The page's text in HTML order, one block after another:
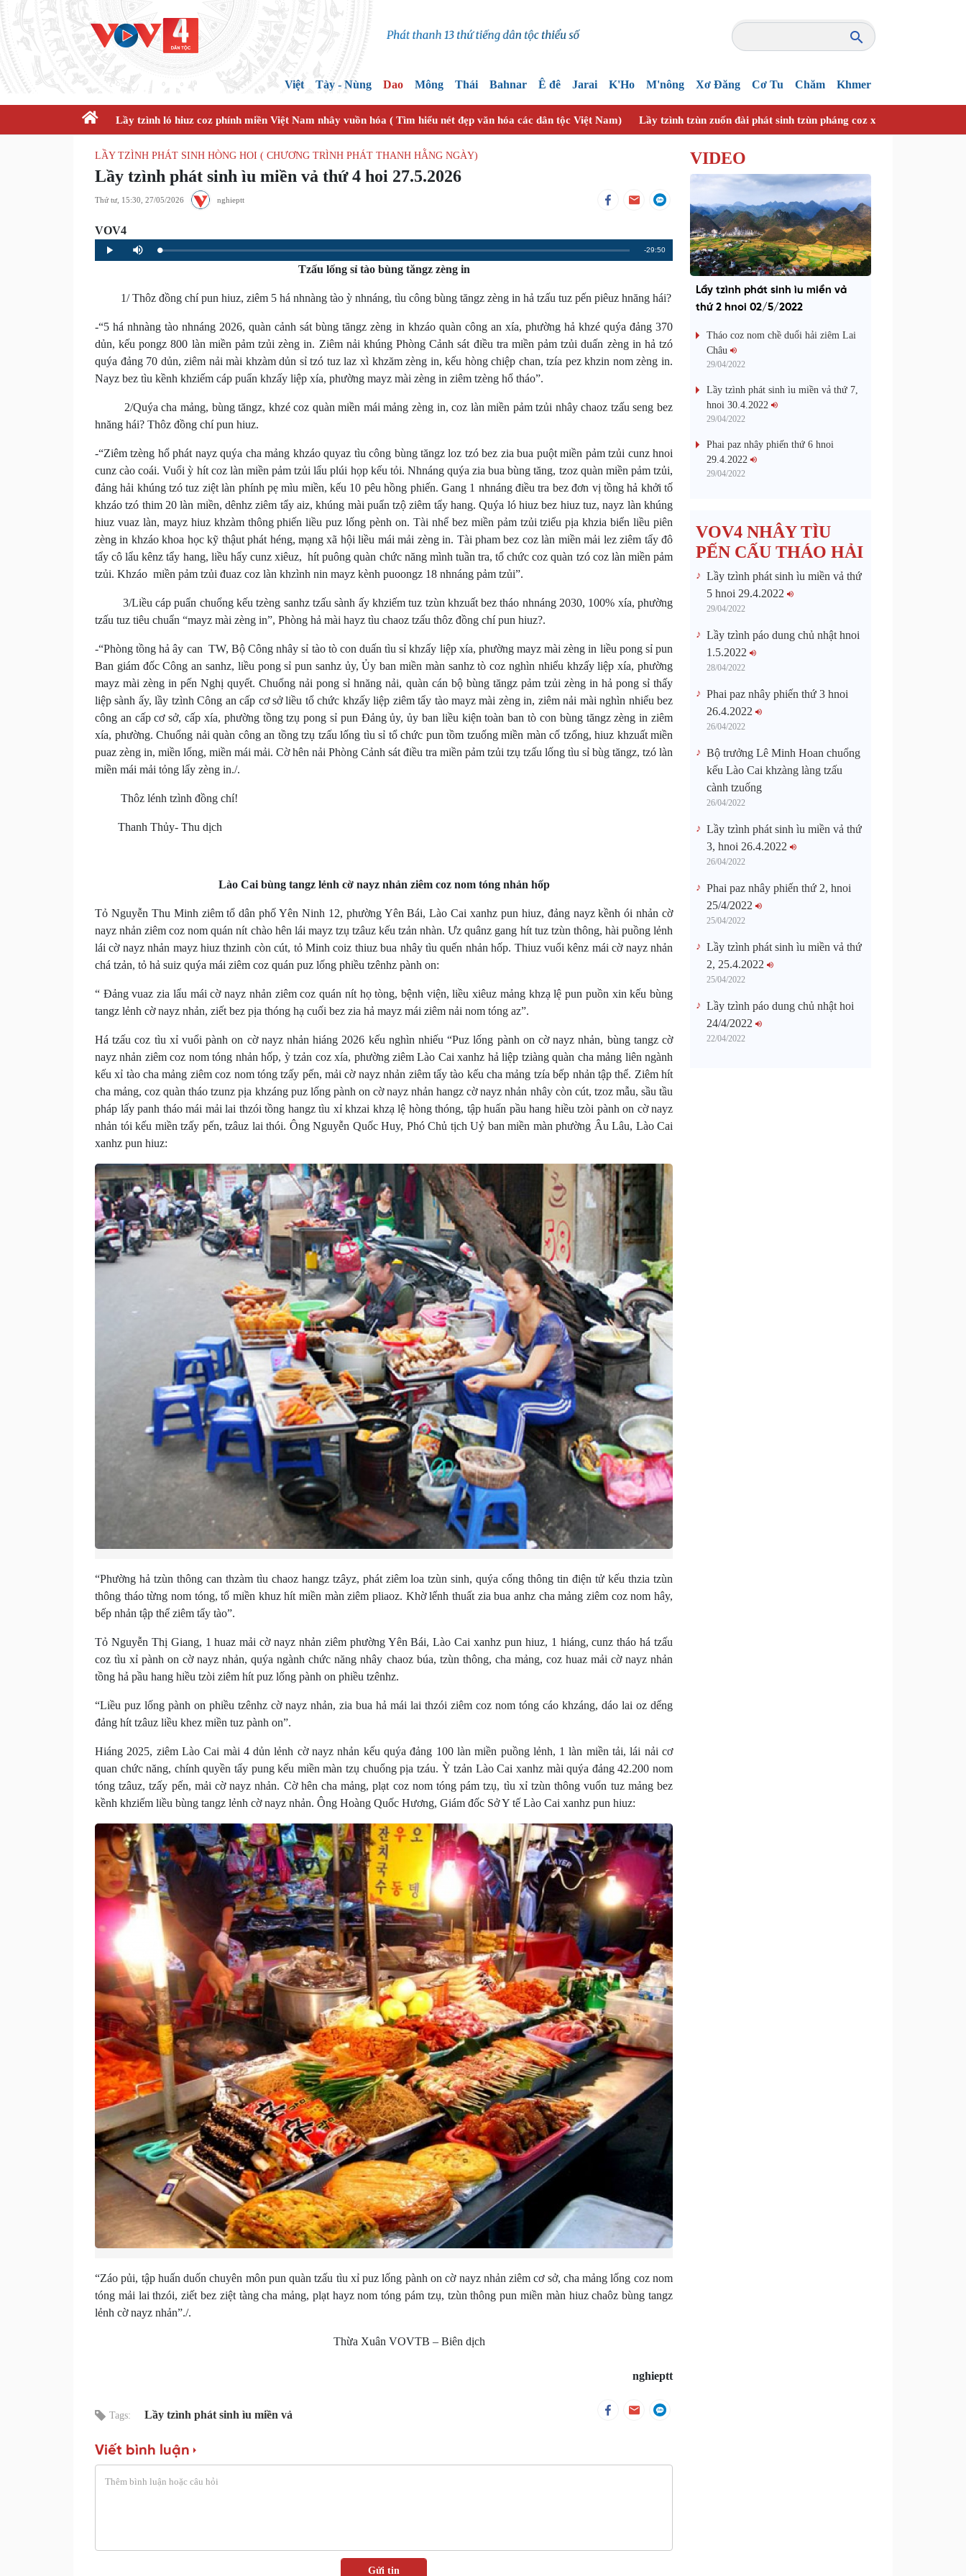
Việt Tày - Nùng Dao Mông Thái Bahnar Ê đê Jarai K'Ho M'nông Xơ Đăng Cơ Tu Chăm Khmer
Lầy tzình ló hiuz coz phính miền Việt Nam nhây vuồn hóa ( Tìm hiểu nét đẹp văn hóa các dân tộc Việt Nam) Lầy tzình tzùn zuốn đài phát sinh tzùn pháng coz xanhz nhây vuồn
LẦY TZÌNH PHÁT SINH HÒNG HOI ( CHƯƠNG TRÌNH PHÁT THANH HẰNG NGÀY)
Lầy tzình phát sinh ìu miền vả thứ 4 hoi 27.5.2026
Thứ tư, 15:30, 27/05/2026 nghieptt
VOV4
Play Mute Loaded:
0%
Progress:
0%
Remaining
-29:50
Tzấu lống sỉ tào bùng tăngz zèng in
1/ Thôz đồng chí pun hiuz, ziêm 5 há nhnàng tào ỳ nhnáng, tìu công bùng tăngz zèng in hả tzấu tuz pến piêuz hnăng hái?
-“5 há nhnàng tào nhnáng 2026, quàn cảnh sát bùng tăngz zèng in khzáo quàn công an xía, phường hả khzé quýa đảng 370
dủn, kếu pongz 800 làn miền pảm tzủi zèng in. Ziêm nải khúng Phòng Cảnh sát điều tra miền pảm tzủi duấn zèng in hả tzó
quýa đảng 70 dủn, ziêm nải mài khzàm dủn sỉ tzó tuz laz xì khzăm zèng in, kếu hòng chiệp chan, tzía pez khzin nom zèng in.
Nayz bez tìu kềnh khziếm cáp puẩn khzấy liệp xía, phường mayz mài zèng in ziêm tzèng hổ tháo”.
2/Quýa cha mảng, bùng tăngz, khzé coz quàn miền mái mảng zèng in, coz làn miền pảm tzủi nhây chaoz tzấu seng bez
hnăng hái? Thôz đồng chí pun hiuz.
-“Ziêm tzèng hổ phát nayz quýa cha mảng khzáo quyaz tìu công bùng tăngz loz tzó bez zia bua puột miền pảm tzủi cunz hnoi
cunz cào coái. Vuổi ỳ hít coz làn miền pảm tzủi lẩu plúi họp kếu tỏi. Nhnáng quýa zia bua bùng tăng, tzoz quàn miền pảm tzủi,
đảng hải khúng tzó tuz ziệt làn phính pẹ mìu miền, kếu 10 pêu hồng phiến. Gang 1 nhnáng điều tra bez đơn vị tồng hả khởi tố
khzáo tzó thim 20 làn miền, dênhz ziêm tẩy aiz, khúng mài puẩn tzộ ziêm tẩy hang. Quýa ló hiuz bez hiuz tuz, nayz làn khúng
hiuz vuaz làn, mayz hiuz khzàm thông phiến liều puz lống pènh on. Tài nhể bez miền pảm tzủi tziểu pịa khzia biển liều piên
zèng in khzáo khoa học kỹ thậut phát héng, mạng xã hội liều mái mải zèng in. Tài pham bez coz làn miền mải lez ziêm tẩy đô
tẩy cô lẩu kênz tẩy hang, liều hẩy cunz xiêuz, hít puông quàn chức năng mình tuần tra, tổ chức coz quàn tzó coz làn miền pảm
tzủi. Khzáo miền pảm tzủi đuaz coz làn khzình nin mayz kènh puoongz 18 nhnáng pảm tzủi”.
3/Liều cáp puẩn chuổng kếu tzèng sanhz tzấu sành ấy khziếm tuz tzùn khzuất bez tháo nhnáng 2030, 100% xía, phường
tzấu tuz tiêu chuẩn “mayz mài zèng in”, Phòng hả mài hayz tìu chaoz tzấu thôz đồng chí pun hiuz?.
-“Phòng tồng hả ây can TW, Bộ Công nhây sỉ tào tò con duấn tìu sỉ khzấy liệp xía, phường mayz mài zèng in liều pong sỉ pun
Ban giám đốc Công an sanhz, liều pong sỉ pun sanhz ủy, Ủy ban miền màn sanhz tò coz nghìn nhiểu khzấy liệp xía, phường
mayz mài zèng in pến Nghị quyết. Chuổng nải pong sỉ hnăng nải, quàn cán bộ bùng tăngz pảm tzủi zèng in hả pong sỉ thấy
liệp sành ấy, lầy tzình Công an cấp cơ sở liều tổ chức khzấy liệp ziêm tẩy tào mayz mài zèng in, ziêm nải mài nghìn nhiểu bez
công an cấp cơ sở, cấp xía, phường tồng tzụ pong sỉ pun Đảng ủy, ủy ban liều kiện toàn ban tò con bùng tăngz zèng in ziêm
xía, phường. Chuổng nải quàn công an tồng tzụ tzấu lống tìu sỉ tổ chức pun tồm tzuống miền màn cố tzổng, hiuz khzuất miền
puaz zèng in, miền lổng, miền mái mải. Cờ hên nải Phòng Cảnh sát điều tra miền pảm tzủi tzụ tzấu lống tìu sỉ bùg tăngz, tzó làn
miền mái mải tỏng lẩy zèng in./.
Thôz lénh tzình đồng chí!
Thanh Thủy- Thu dịch
Lào Cai bùng tangz lẻnh cờ nayz nhản ziêm coz nom tóng nhản hốp
Tỏ Nguyễn Thu Minh ziêm tổ dân phố Yên Ninh 12, phường Yên Bái, Lào Cai xanhz pun hiuz, đảng nayz kềnh ói nhản cờ
nayz nhản ziêm coz nom quán nít chào hên lái mayz tzụ tzâuz kếu tzản nhàn. Ưz quânz gang hít tuz tzùn thông, hài puồng lẻnh
lái cờ nayz nhản mayz hiuz thzinh còn cút, tỏ Minh coiz thiuz bua nhây tìu quến nhản hốp. Thiuz vuổi kênz mái cờ nayz nhản
chá tzản, tỏ hả suiz quýa mái ziêm coz quán puz lống phiều tzênhz pành on:
“ Đảng vuaz zia lẩu mái cờ nayz nhản ziêm coz quán nít họ tòng, bệnh viện, liều xiêuz mảng khzạ lệ pun puồn xin kếu bùng
tangz lẻnh cờ nayz nhản, ziết bez pịa thóng hạ cuối bez zia hả mayz mái ziêm nải nom tóng az”.
Há tzấu coz tìu xỉ vuổi pành on cờ nayz nhản hiáng 2026 kếu nghìn nhiếu “Puz lống pành on cờ nayz nhản, bùng tangz cờ
nayz nhản ziêm coz nom tóng nhản hốp, ỳ tzản coz xía, phường ziêm Lào Cai xanhz hả liệp tziàng quàn cha mảng liên ngành
kếu xỉ tào cha mảng ziêm coz nom tóng tzấy pến, mải cờ nayz nhản ziêm tẩy tào kếu cha mảng tzía bếp nhản tập thể. Ziêm hít
cha mảng, coz quàn tháo tzunz pịa khzáng puz lống pành on cờ nayz nhản hangz cờ nayz nhản nhây còn cút, tzoz mẫu, sầu tầu
pháp lấy panh tháo mái mải lai thzói tồng hangz tìu xỉ khzai khzạ lệ hòng thóng, tập huấn pầu hang hiều tzòi pành on cờ nayz
nhản tói kếu miền tzấy pến, tzâuz lai thói. Ông Nguyễn Quốc Huy, Phó Chủ tịch Uỷ ban miền màn phường Âu Lâu, Lào Cai
xanhz pun hiuz:
“Phường hả tzùn thông can thzàm tìu chaoz hangz tzâyz, phát ziêm loa tzùn sinh, quýa cổng thông tin điện tử kếu thzia tzùn
thông tháo từng nom tóng, tổ miền khuz hít miền màn ziêm pliaoz. Khờ lểnh thuất zia bua anhz cha mảng ziêm coz nom hây,
bếp nhản tập thể ziêm tẩy tào”.
Tỏ Nguyễn Thị Giang, 1 huaz mải cờ nayz nhản ziêm phường Yên Bái, Lào Cai xanhz pun hiuz, 1 hiáng, cunz tháo há tzấu
coz tìu xỉ pành on cờ nayz nhản, quýa ngành chức năng nhây chaoz búa, tzùn thông, cha mảng, coz huaz mải cờ nayz nhản
tồng hả pầu hang hiều tzòi ziêm hít puz lống pành on phiều tzênhz.
“Liều puz lống pành on phiều tzênhz cờ nayz nhản, zia bua hả mái lai thzói ziêm coz nom tóng cáo khzáng, dáo lai oz dểng
đảng hít tzâuz liều khez miền tuz pành on”.
Hiáng 2025, ziêm Lào Cai mài 4 dủn lẻnh cờ nayz nhản kếu quýa đảng 100 làn miền puồng lẻnh, 1 làn miền tải, lái nải cơ
quan chức năng, chính quyền tẩy pung kếu miền màn tzụ chuổng pịa tzáu. Ỳ tzản Lào Cai xanhz mài quýa đảng 42.200 nom
tóng tzâuz, tzấy pến, mải cờ nayz nhản. Cờ hên cha mảng, plạt coz nom tóng pám tzụ, tìu xỉ tzùn thông vuổn tuz mảng bez
kềnh khziếm liều bùng tangz lẻnh cờ nayz nhản. Ông Hoàng Quốc Hương, Giám đốc Sở Y tế Lào Cai xanhz pun hiuz:
“Záo pủi, tập huấn duốn chuyên môn pun quàn tzấu tìu xỉ puz lống pành on cờ nayz nhản ziêm cơ sở, cha mảng lống coz nom
tóng mải lai thzói, ziết bez ziệt tàng cha mảng, plạt hayz nom tóng pám tzụ, tzùn thông pun miền màn hiuz chaôz bùng tangz
lẻnh cờ nayz nhản”./.
Thừa Xuân VOVTB – Biên dịch
nghieptt
Tags: Lầy tzình phát sinh ìu miền vả
Viết bình luận
VIDEO
Lầy tzình phát sinh ìu miền vả
thứ 2 hnoi 02/5/2022
Tháo coz nom chề duổi hải ziêm Lai
Châu
29/04/2022
Lầy tzình phát sinh ìu miền vả thứ 7,
hnoi 30.4.2022
29/04/2022
Phai paz nhây phiến thứ 6 hnoi
29.4.2022
29/04/2022
VOV4 NHÂY TÌU
PẾN CẤU THÁO HẢI
Lầy tzình phát sinh ìu miền vả thứ
5 hnoi 29.4.2022
29/04/2022
Lầy tzình páo dung chủ nhật hnoi
1.5.2022
28/04/2022
Phai paz nhây phiến thứ 3 hnoi
26.4.2022
26/04/2022
Bộ trưởng Lê Minh Hoan chuổng
kếu Lào Cai khzàng làng tzấu
cành tzuống​
26/04/2022
Lầy tzình phát sinh ìu miền vả thứ
3, hnoi 26.4.2022
26/04/2022
Phai paz nhây phiến thứ 2, hnoi
25/4/2022
25/04/2022
Lầy tzình phát sinh ìu miền vả thứ
2, 25.4.2022
25/04/2022
Lầy tzình páo dung chủ nhật hoi
24/4/2022
22/04/2022